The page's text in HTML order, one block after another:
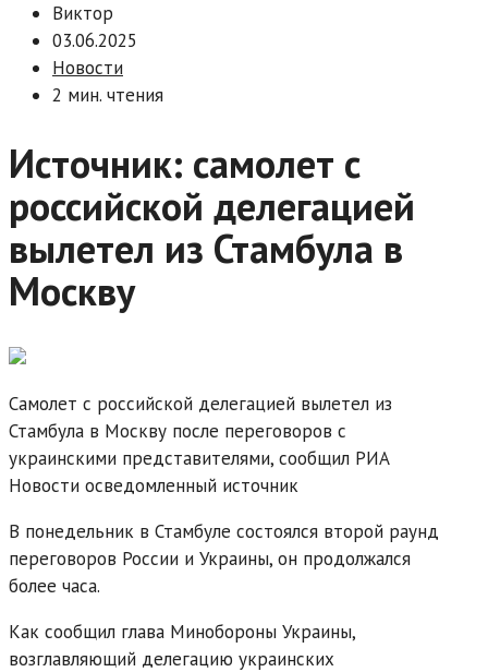
Виктор
03.06.2025
Новости
2 мин. чтения
Источник: самолет с
российской делегацией
вылетел из Стамбула в
Москву
Самолет с российской делегацией вылетел из
Стамбула в Москву после переговоров с
украинскими представителями, сообщил РИА
Новости осведомленный источник
В понедельник в Стамбуле состоялся второй раунд
переговоров России и Украины, он продолжался
более часа.
Как сообщил глава Минобороны Украины,
возглавляющий делегацию украинских